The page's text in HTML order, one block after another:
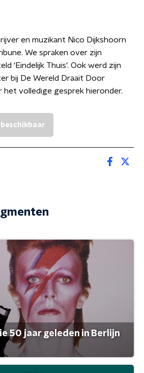
en muzikant Nico Dijkshoorn
We spraken over zijn
‘Eindelijk Thuis’. Ook werd zijn
bij De Wereld Draait Door
het volledige gesprek hieronder.
50 jaar geleden in Berlijn